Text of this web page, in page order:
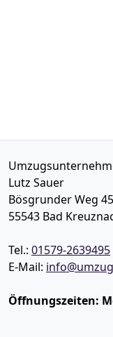
Lutz Sauer
Bösgrunder Weg 45
55543 Bad
Tel.: 01579-2639495
E-Mail:
Öffnungszeiten: